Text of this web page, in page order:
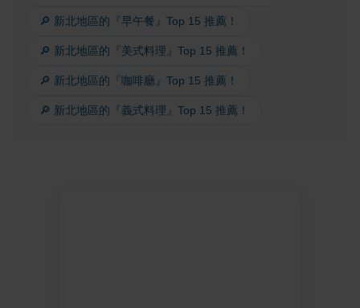
🔎 新北地區的『早午餐』Top 15 推薦！
🔎 新北地區的『美式料理』Top 15 推薦！
🔎 新北地區的『咖啡廳』Top 15 推薦！
🔎 新北地區的『義式料理』Top 15 推薦！